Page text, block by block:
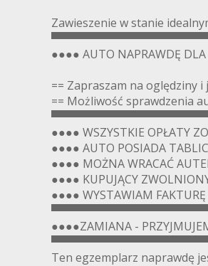
Zawieszenie w stanie
●●●● AUTO NAPRAWDĘ
== Zapraszam na oględziny i
== Możliwość sprawdzenia
●●●● WSZYSTKIE OPŁATY
●●●● AUTO POSIADA
●●●● MOŻNA WRACAĆ
●●●● KUPUJĄCY
●●●● WYSTAWIAM
●●●●ZAMIANA -
Ten egzemplarz naprawdę